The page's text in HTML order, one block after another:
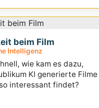
beim Film
Intelligenz
wie kam es dazu,
KI generierte Filme
interessant findet?